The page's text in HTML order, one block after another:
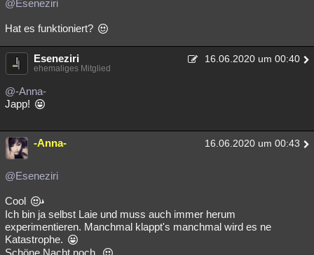
@Eseneziri
Hat es funktioniert?
Eseneziri 16.06.2020 um 00:40
ehemaliges Mitglied
@-Anna-
Japp!
-Anna- 16.06.2020 um 00:43
@Eseneziri
Cool
Ich bin ja selbst Laie und muss auch immer herum
experimentieren. Manchmal klappt's manchmal wird es ne
Katastrophe.